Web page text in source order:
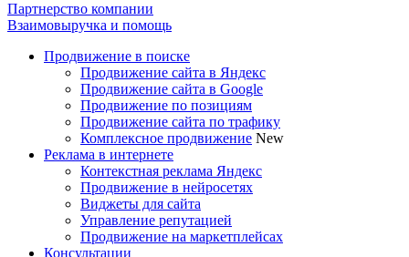
Партнерство компании
Взаимовыручка и помощь
Продвижение в поиске
Продвижение сайта в Яндекс
Продвижение сайта в Google
Продвижение по позициям
Продвижение сайта по трафику
Комплексное продвижение New
Реклама в интернете
Контекстная реклама Яндекс
Продвижение в нейросетях
Виджеты для сайта
Управление репутацией
Продвижение на маркетплейсах
Консультации